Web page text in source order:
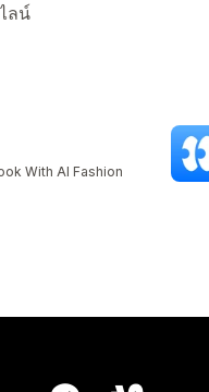
ลน์
With AI Fashion